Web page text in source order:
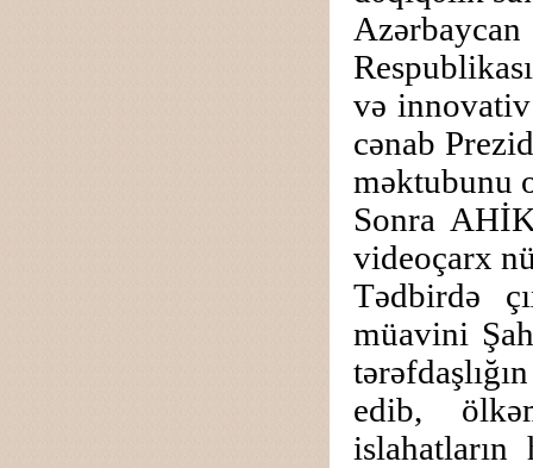
və
cənab
məktubunu
Sonra
videoçarx
Tədbirdə
müavini
edib,